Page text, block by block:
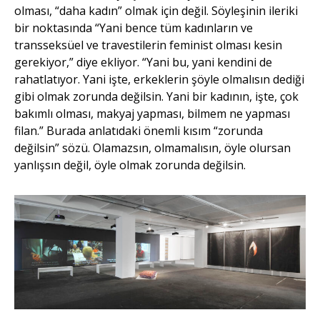
olması, “daha kadın” olmak için değil. Söyleşinin ileriki
bir noktasında “Yani bence tüm kadınların ve
transseksüel ve travestilerin feminist olması kesin
gerekiyor,” diye ekliyor. “Yani bu, yani kendini de
rahatlatıyor. Yani işte, erkeklerin şöyle olmalısın dediği
gibi olmak zorunda değilsin. Yani bir kadının, işte, çok
bakımlı olması, makyaj yapması, bilmem ne yapması
filan.” Burada anlatıdaki önemli kısım “zorunda
değilsin” sözü. Olamazsın, olmamalısın, öyle olursan
yanlışsın değil, öyle olmak zorunda değilsin.